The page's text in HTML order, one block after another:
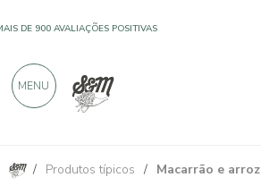
/ Produtos típicos / Macarrão e arroz
Penne com trigo sarraceno integral 375g
DE 900 AVALIAÇÕES POSITIVAS
MENU